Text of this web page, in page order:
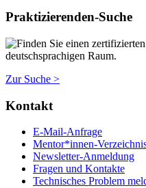
Praktizierenden-Suche
Finden Sie einen
deutschsprachigen Raum.
Zur Suche >
Kontakt
E-Mail-Anfrage
Mentor*innen-
Newsletter-Anmeldung
Fragen und Kontakte
Technisches Problem